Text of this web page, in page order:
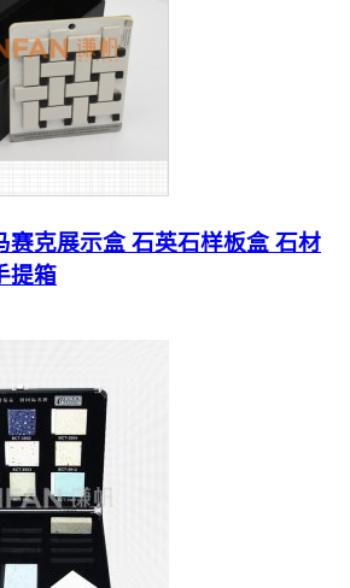
赛克展示盒 石英石样板盒 石材
提箱